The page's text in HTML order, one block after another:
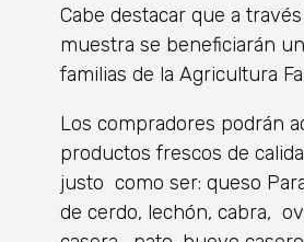
Cabe destacar que a
muestra se beneficiarán
familias de la Agricultura
Los compradores podrán
productos frescos de
justo como ser: queso
de cerdo, lechón, cabra,